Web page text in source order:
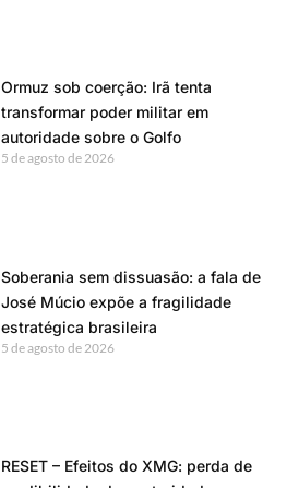
Ormuz sob coerção: Irã tenta
transformar poder militar em
autoridade sobre o Golfo
5 de agosto de 2026
Soberania sem dissuasão: a fala de
José Múcio expõe a fragilidade
estratégica brasileira
5 de agosto de 2026
RESET – Efeitos do XMG: perda de